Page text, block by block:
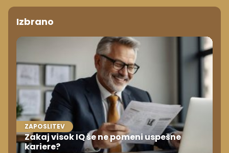
Izbrano
ZAPOSLITEV
Zakaj visok IQ še ne pomeni uspešne
kariere?